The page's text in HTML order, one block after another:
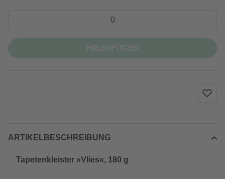
ARTIKELBESCHREIBUNG
Tapetenkleister »Vlies«, 180 g